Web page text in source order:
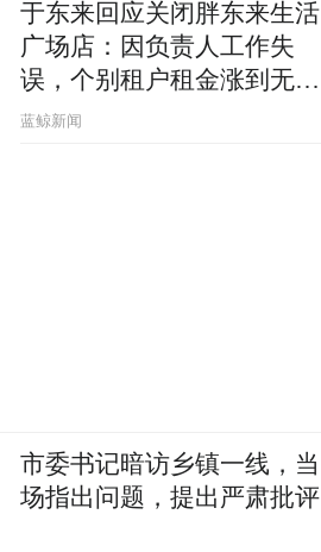
于东来回应关闭胖东来生活
广场店：因负责人工作失
误，个别租户租金涨到无法
想象
蓝鲸新闻
市委书记暗访乡镇一线，当
场指出问题，提出严肃批评